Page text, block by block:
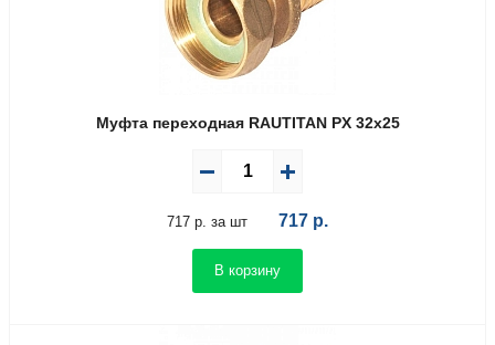
Муфта переходная RAUTITAN PX 32х25
717 р. за шт 717 р.
В корзину